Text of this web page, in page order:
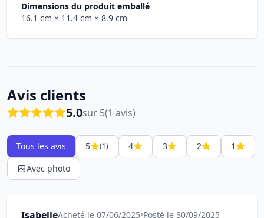
Dimensions du produit emballé
16.1 cm × 11.4 cm × 8.9 cm
Avis clients
5.0sur 5(1 avis)
Tous les avis 5 (1) 4 3 2
1
Avec photo
IsabelleAcheté le 07/06/2025•Posté le 30/09/2025